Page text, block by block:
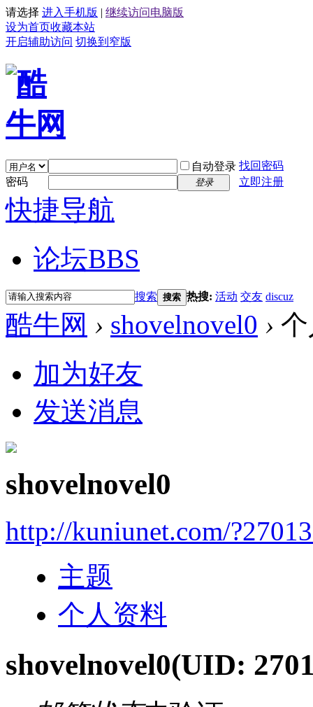
请选择 进入手机版 | 继续访问电脑版
设为首页收藏本站
开启辅助访问 切换到窄版
自动登录 找回密码
密码
登录 立即注册
快捷导航
论坛BBS
搜索 搜索 热搜: 活动 交友 discuz
酷牛网 › shovelnovel0 ›
加为好友
发送消息
shovelnovel0
http://kuniunet.com/
主题
个人资料
shovelnovel0(UID: